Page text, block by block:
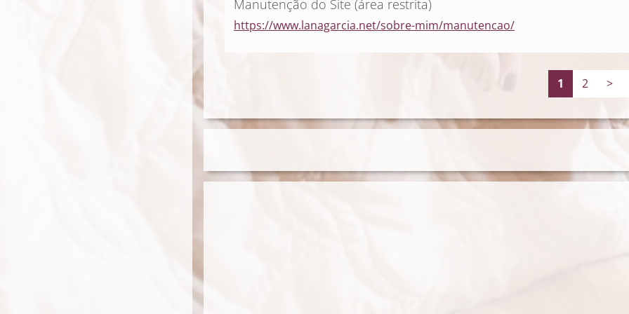
Manutenção do Site (área restrita)
https://www.lanagarcia.net/sobre-mim/manutencao/
1 2 >